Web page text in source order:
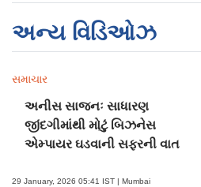
અન્ય વિડિઓઝ
સમાચાર
અનીસ સાજનઃ સાધારણ
જીંદગીમાંથી મોટું બિઝનેસ
એમ્પાયર ઘડવાની સફરની વાત
29 January, 2026 05:41 IST | Mumbai